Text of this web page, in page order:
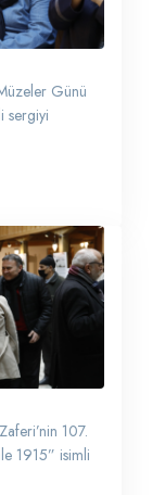
Günü
sergiyi
107.
1915” isimli